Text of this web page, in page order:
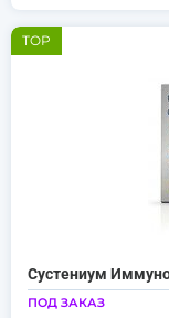
TOP
Сустениум
ПОД ЗАКАЗ